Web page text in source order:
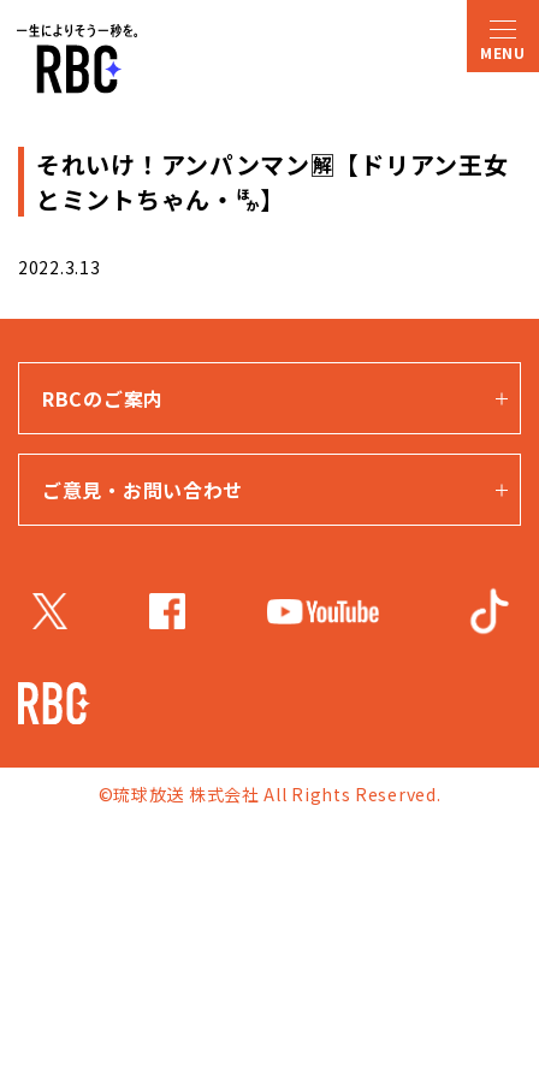
それいけ！アンパンマン🈖【ドリアン王女
とミントちゃん・🈀】
2022.3.13
RBCのご案内
ご意見・お問い合わせ
©琉球放送 株式会社 All Rights Reserved.